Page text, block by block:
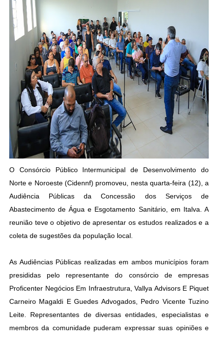
O Consórcio Público Intermunicipal de Desenvolvimento do
Norte e Noroeste (Cidennf) promoveu, nesta quarta-feira (12), a
Audiência Públicas da Concessão dos Serviços de
Abastecimento de Água e Esgotamento Sanitário, em Italva. A
reunião teve o objetivo de apresentar os estudos realizados e a
coleta de sugestões da população local.
As Audiências Públicas realizadas em ambos municípios foram
presididas pelo representante do consórcio de empresas
Proficenter Negócios Em Infraestrutura, Vallya Advisors E Piquet
Carneiro Magaldi E Guedes Advogados, Pedro Vicente Tuzino
Leite. Representantes de diversas entidades, especialistas e
membros da comunidade puderam expressar suas opiniões e